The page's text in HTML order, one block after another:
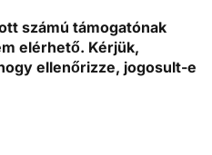
számú támogatónak
elérhető. Kérjük,
ellenőrizze, jogosult-e